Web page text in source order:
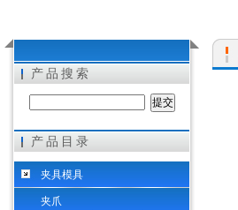
希而科工业控制设备（上海）有限公司
产品搜索
产品目录
夹具模具
夹爪